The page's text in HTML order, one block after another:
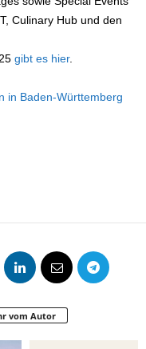
Culinary Hub und den
gibt es hier.
in Baden-Württemberg
vom Autor